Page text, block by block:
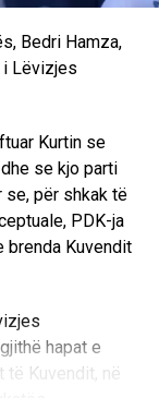
Demokratike të
medieve në
/Ekonmia
Bedri Hamza,
i Lëvizjes
Kurtin se
se kjo parti
se, për shkak të
PDK-ja
brenda Kuvendit
hapat e
të Kuvendit, në